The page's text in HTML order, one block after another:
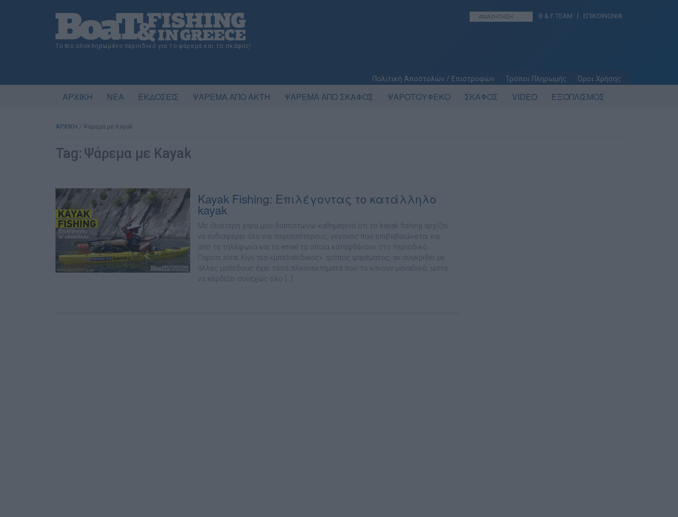
Το πιο ολοκληρωμένο περιοδικό για το ψάρεμα και το σκάφος!
B & F TEAM ΕΠΙΚΟΙΝΩΝΙΑ
Πολιτική Αποστολών / Επιστροφών Τρόποι Πληρωμής Όροι Χρήσης
ΑΡΧΙΚΗ ΝΕΑ ΕΚΔΟΣΕΙΣ ΨΑΡΕΜΑ ΑΠΟ ΑΚΤΗ ΨΑΡΕΜΑ ΑΠΟ ΣΚΑΦΟΣ ΨΑΡΟΤΟΥΦΕΚΟ ΣΚΑΦΟΣ VIDEO ΕΞΟΠΛΙΣΜΟΣ
ΑΡΧΙΚΗ / Ψάρεμα με Kayak
Tag: Ψάρεμα με Kayak
Kayak Fishing: Επιλέγοντας το κατάλληλο
kayak
Με ιδιαίτερη χαρά µου διαπιστώνω καθηµερινά ότι το kayak fishing αρχίζει
να ενδιαφέρει όλο και περισσότερους, γεγονός που επιβεβαιώνεται και
από τα τηλέφωνα και τα email τα οποία καταφθάνουν στο περιοδικό.
Παρότι είναι λίγο πιο «µπελαλίδικος» τρόπος ψαρέµατος, αν συγκριθεί µε
άλλες µεθόδους έχει τόσα πλεονεκτήµατα που το κάνουν µοναδικό, ώστε
να κερδίζει συνεχώς όλο […]